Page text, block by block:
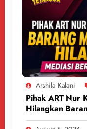
Arshila Kalani
Pihak ART Nur
Hilangkan
Berlanjut